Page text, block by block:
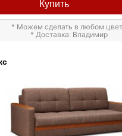
Купить
* Можем сделать в любом
* Доставка: Владимир